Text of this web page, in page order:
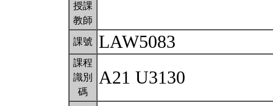
授課
教師
課號 LAW5083
課程
識別
碼
A21 U3130